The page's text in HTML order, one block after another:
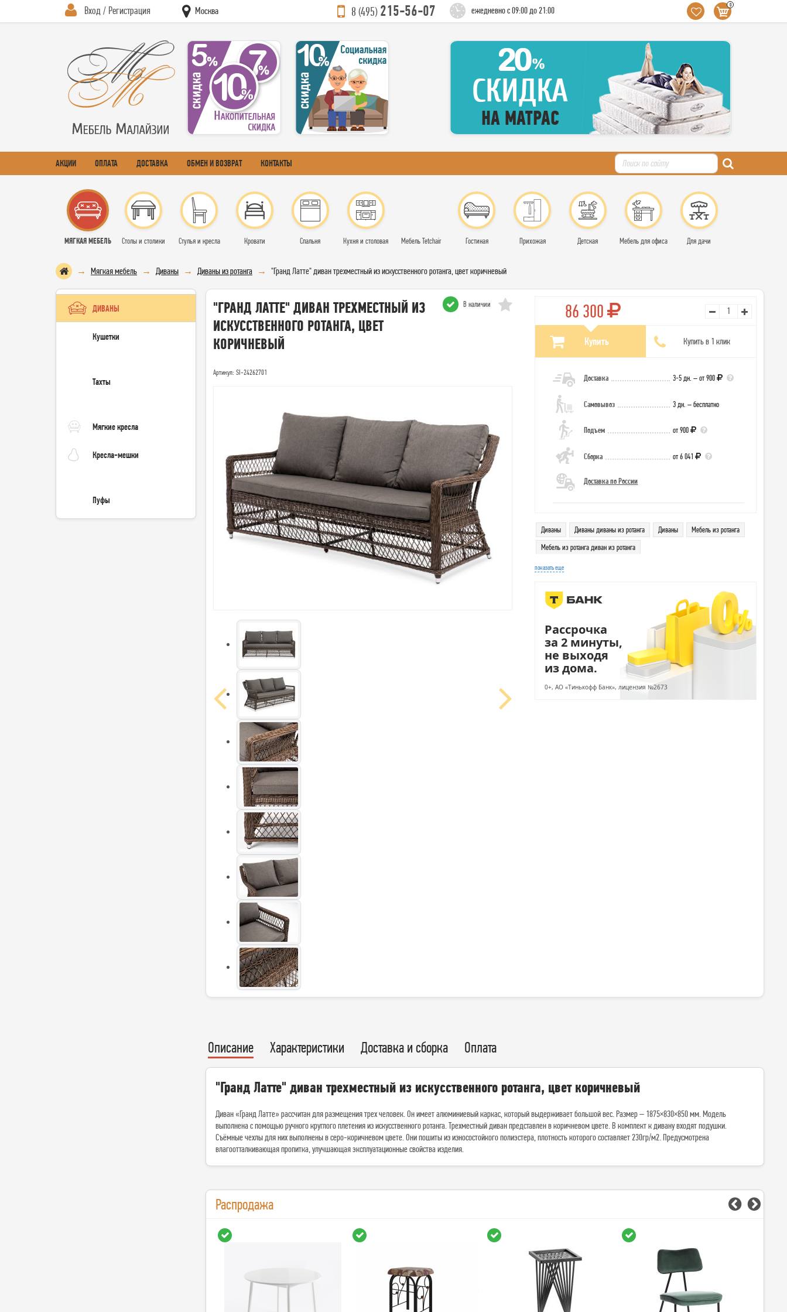
Вход / Регистрация Москва 8 (495)215-56-07 ежедневно с 09:00 до 21:00
0
АКЦИИ ОПЛАТА ДОСТАВКА ОБМЕН И ВОЗВРАТ КОНТАКТЫ
МЯГКАЯ МЕБЕЛЬ Столы и столики Стулья и кресла Кровати Спальня Кухня и столовая Мебель Tetchair Гостиная Прихожая Детская Мебель для офиса Для дачи
Мягкая мебель Диваны Диваны из ротанга "Гранд Латте" диван трехместный из искусственного ротанга, цвет коричневый
ДИВАНЫ
Кушетки
Тахты
Мягкие кресла
Кресла-мешки
Пуфы
В наличии
"ГРАНД ЛАТТЕ" ДИВАН ТРЕХМЕСТНЫЙ ИЗ
ИСКУССТВЕННОГО РОТАНГА, ЦВЕТ
КОРИЧНЕВЫЙ
Артикул: SI-24262701
86 300
Купить Купить в 1 клик
Доставка 3-5 дн. – от 900
Самовывоз 3 дн. – бесплатно
Подъем от 900
Сборка от 6 041
Доставка по России
Диваны Диваны диваны из ротанга Диваны
Мебель из ротанга
Мебель из ротанга диван из ротанга
Мебель из ротанга мебель из искусственного ротанга
показать еще
Рассрочка
за 2 минуты,
не выходя
из дома.
0+, АО «Тинькофф Банк», лицензия №2673
Описание Характеристики Доставка и сборка Оплата
"Гранд Латте" диван трехместный из искусственного ротанга, цвет коричневый
Диван «Гранд Латте» рассчитан для размещения трех человек. Он имеет алюминиевый каркас, который выдерживает большой вес. Размер – 1875×830×850 мм. Модель
выполнена с помощью ручного круглого плетения из искусственного ротанга. Трехместный диван представлен в коричневом цвете. В комплект к дивану входят подушки.
Съёмные чехлы для них выполнены в серо-коричневом цвете. Они пошиты из износостойкого полиэстера, плотность которого составляет 230гр/м2. Предусмотрена
влагоотталкивающая пропитка, улучшающая эксплуатационные свойства изделия.
Распродажа